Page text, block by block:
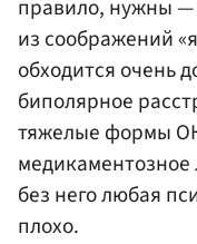
правило, нужны —
из соображений
обходится очень
биполярное
тяжелые формы
медикаментозное
без него любая
плохо.